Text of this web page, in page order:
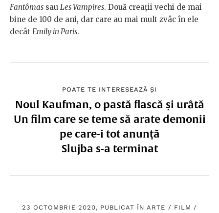
Fantômas sau Les Vampires. Două creații vechi de mai
bine de 100 de ani, dar care au mai mult zvâc în ele
decât Emily in Paris.
POATE TE INTERESEAZĂ ȘI
Noul Kaufman, o pastă flască și urâtă
Un film care se teme să arate demonii
pe care-i tot anunță
Slujba s-a terminat
23 OCTOMBRIE 2020, PUBLICAT ÎN ARTE / FILM /